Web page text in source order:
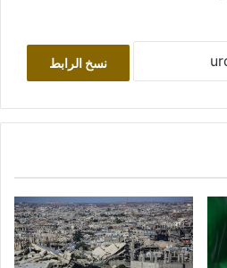
نسخ الرابط